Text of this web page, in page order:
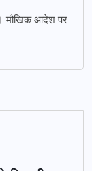
मौखिक आदेश पर